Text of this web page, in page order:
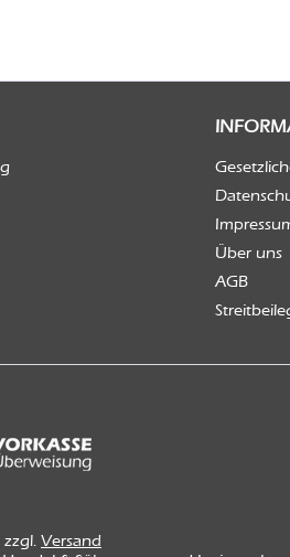
Über uns
AGB
zzgl. Versand